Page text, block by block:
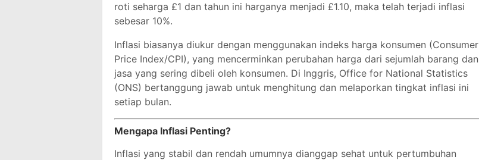
roti seharga £1 dan tahun ini harganya menjadi £1.10, maka telah terjadi inflasi
sebesar 10%.
Inflasi biasanya diukur dengan menggunakan indeks harga konsumen (Consumer
Price Index/CPI), yang mencerminkan perubahan harga dari sejumlah barang dan
jasa yang sering dibeli oleh konsumen. Di Inggris, Office for National Statistics
(ONS) bertanggung jawab untuk menghitung dan melaporkan tingkat inflasi ini
setiap bulan.
Mengapa Inflasi Penting?
Inflasi yang stabil dan rendah umumnya dianggap sehat untuk pertumbuhan